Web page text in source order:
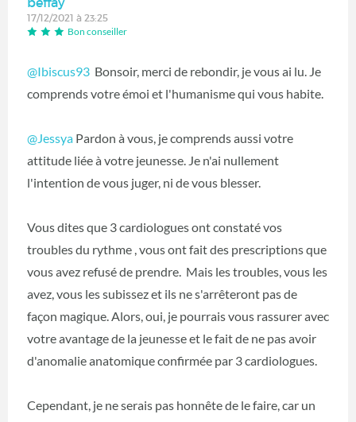
17/12/2021 à 23:25
Bon conseiller
@Ibiscus93 Bonsoir, merci de rebondir, je vous ai lu. Je
comprends votre émoi et l'humanisme qui vous habite.
@Jessya Pardon à vous, je comprends aussi votre
attitude liée à votre jeunesse. Je n'ai nullement
l'intention de vous juger, ni de vous blesser.
Vous dites que 3 cardiologues ont constaté vos
troubles du rythme , vous ont fait des prescriptions que
vous avez refusé de prendre. Mais les troubles, vous les
avez, vous les subissez et ils ne s'arrêteront pas de
façon magique. Alors, oui, je pourrais vous rassurer avec
votre avantage de la jeunesse et le fait de ne pas avoir
d'anomalie anatomique confirmée par 3 cardiologues.
Cependant, je ne serais pas honnête de le faire, car un